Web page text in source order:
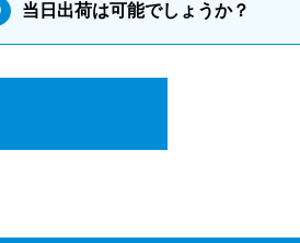
当日出荷は可能でしょうか？